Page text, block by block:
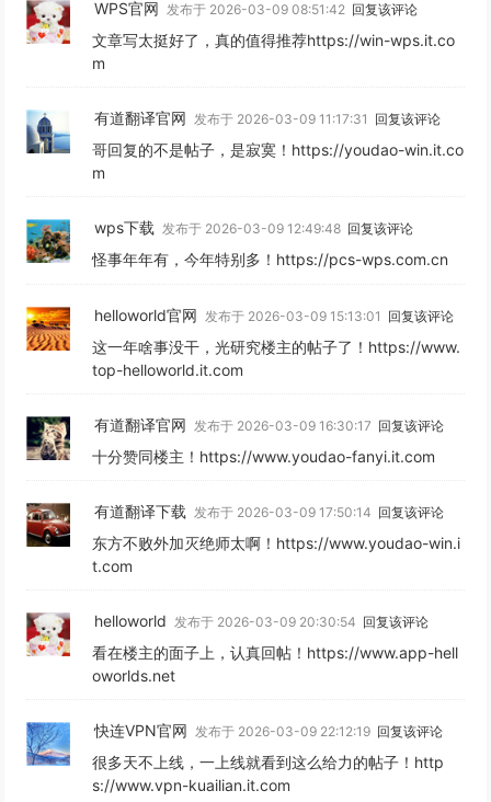
WPS官网 发布于 2026-03-09 08:51:42 回复该评论
文章写太挺好了，真的值得推荐https://win-wps.it.co
m
有道翻译官网 发布于 2026-03-09 11:17:31 回复该评论
哥回复的不是帖子，是寂寞！https://youdao-win.it.co
m
wps下载 发布于 2026-03-09 12:49:48 回复该评论
怪事年年有，今年特别多！https://pcs-wps.com.cn
helloworld官网 发布于 2026-03-09 15:13:01 回复该评论
这一年啥事没干，光研究楼主的帖子了！https://www.
top-helloworld.it.com
有道翻译官网 发布于 2026-03-09 16:30:17 回复该评论
十分赞同楼主！https://www.youdao-fanyi.it.com
有道翻译下载 发布于 2026-03-09 17:50:14 回复该评论
东方不败外加灭绝师太啊！https://www.youdao-win.i
t.com
helloworld 发布于 2026-03-09 20:30:54 回复该评论
看在楼主的面子上，认真回帖！https://www.app-hell
oworlds.net
快连VPN官网 发布于 2026-03-09 22:12:19 回复该评论
很多天不上线，一上线就看到这么给力的帖子！http
s://www.vpn-kuailian.it.com